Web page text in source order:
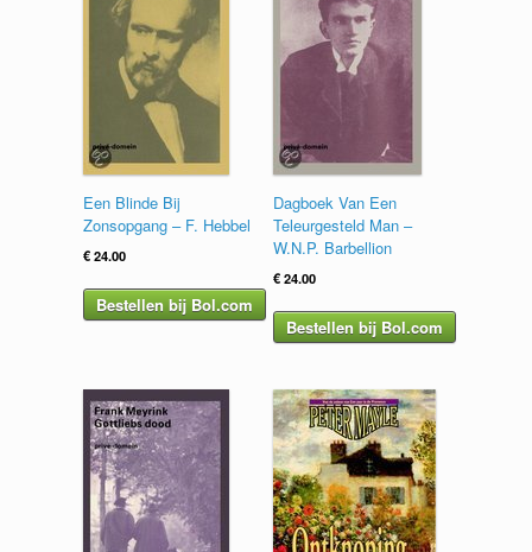
Een Blinde Bij
Zonsopgang – F. Hebbel
€24.00
Bestellen bij Bol.com
Dagboek Van Een
Teleurgesteld Man –
W.N.P. Barbellion
€24.00
Bestellen bij Bol.com